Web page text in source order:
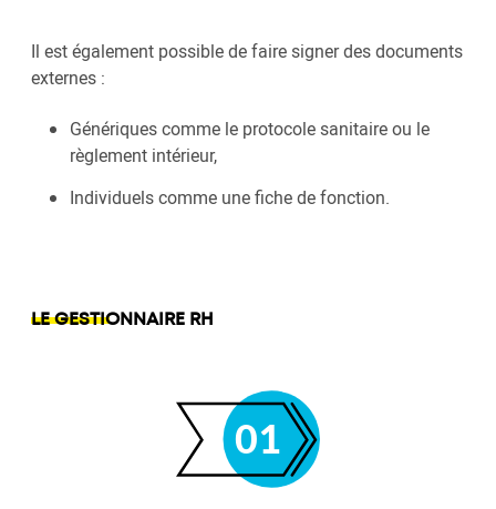
Il est également possible de faire signer des documents
externes :
Génériques comme le protocole sanitaire ou le
règlement intérieur,
Individuels comme une fiche de fonction.
LE GESTIONNAIRE RH